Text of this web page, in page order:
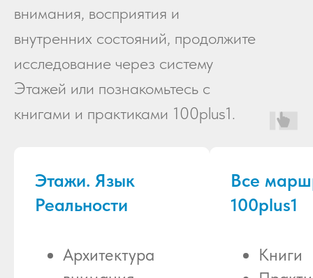
внимания, восприятия и
внутренних состояний, продолжите
исследование через систему
Этажей или познакомьтесь с
книгами и практиками 100plus1.
Этажи. Язык
Реальности
Архитектура
Все
100plus1
Книги